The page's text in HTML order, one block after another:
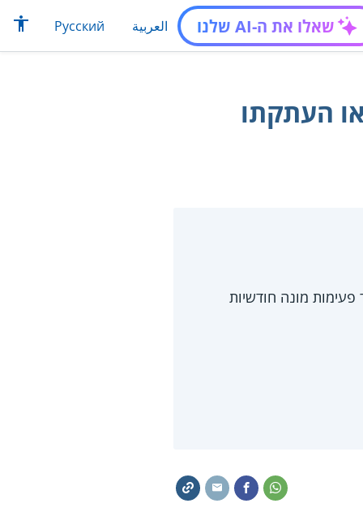
שאלו את ה-AI שלנו العربية Русский
העתקתו
פעימות מונה חודשיות